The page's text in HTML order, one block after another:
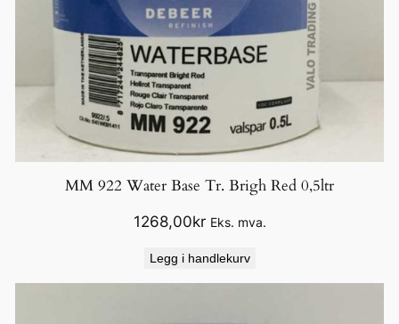
MM 922 Water Base Tr. Brigh Red 0,5ltr
1268,00kr Eks. mva.
Legg i handlekurv